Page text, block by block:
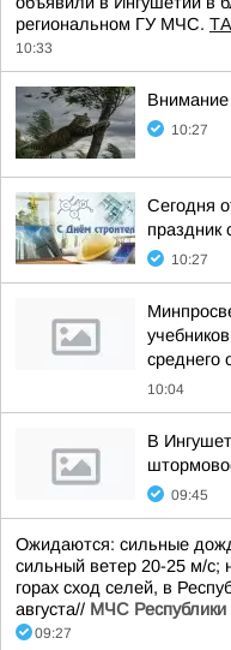
региональном ГУ МЧС.
10:33
10:27
Сегодня
праздник
10:27
среднего
10:04
В
09:45
Ожидаются: сильные
сильный ветер 20-25 м/с;
горах сход селей, в
августа// МЧС Республики
09:27